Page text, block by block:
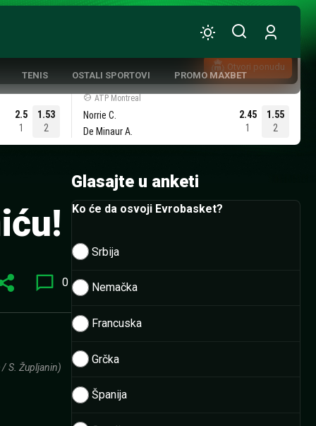
TENIS OSTALI SPORTOVI PROMO MAXBET
2.5
1
1.53
2
ATP Montreal
Norrie C.
De Minaur A.
2.45
1
1.55
2
Otvori ponudu
0
S. Župljanin)
Glasajte u anketi
Ko će da osvoji Evrobasket?
Srbija
Nemačka
Francuska
Grčka
Španija